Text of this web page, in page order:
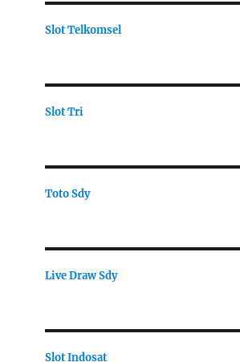
Slot Telkomsel
Slot Tri
Toto Sdy
Live Draw Sdy
Slot Indosat